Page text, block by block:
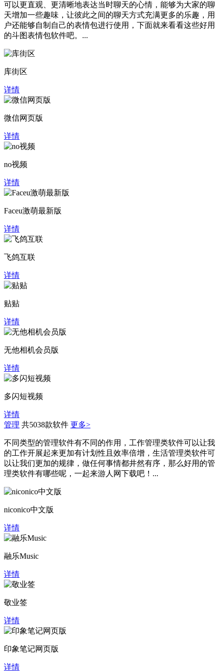
可以更直观、更清晰地表达当时聊天的心情，能够为大家的聊
天增加一些趣味，让彼此之间的聊天方式充满更多的乐趣，用
户还能够自制自己的表情包进行使用，下面就来看看这些好用
的斗图表情包软件吧。...
库街区
详情
微信网页版
详情
no视频
详情
Faceu激萌最新版
详情
飞鸽互联
详情
贴贴
详情
无他相机会员版
详情
多闪短视频
详情
管理 共5038款软件 更多>
不同类型的管理软件有不同的作用，工作管理类软件可以让我
的工作开展起来更加有计划性且效率倍增，生活管理类软件可
以让我们更加的规律，做任何事情都井然有序，那么好用的管
理类软件有哪些呢，一起来游人网下载吧！...
niconico中文版
详情
融乐Music
详情
敬业签
详情
印象笔记网页版
详情